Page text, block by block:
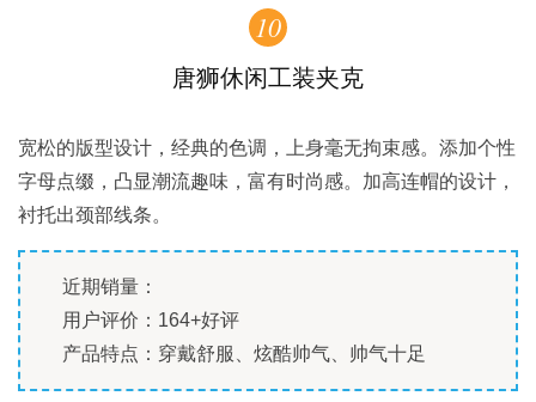
10
唐狮休闲工装夹克
宽松的版型设计，经典的色调，上身毫无拘束感。添加个性
字母点缀，凸显潮流趣味，富有时尚感。加高连帽的设计，
衬托出颈部线条。
近期销量：
用户评价：164+好评
产品特点：穿戴舒服、炫酷帅气、帅气十足